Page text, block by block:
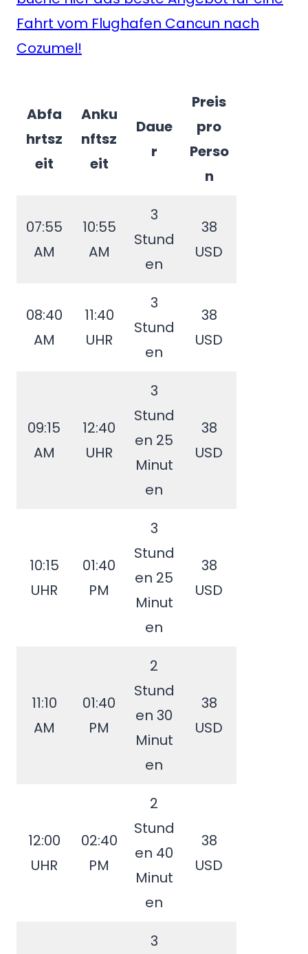
Fahrt vom Flughafen Cancun nach
Cozumel!
Abfa
hrtsz
eit
Anku
nftsz
eit
Daue
r
Preis
pro
Perso
n
07:55
AM
10:55
AM
3
Stund
en
38
USD
08:40
AM
11:40
UHR
3
Stund
en
38
USD
09:15
AM
12:40
UHR
3
Stund
en 25
Minut
en
38
USD
10:15
UHR
01:40
PM
3
Stund
en 25
Minut
en
38
USD
11:10
AM
01:40
PM
2
Stund
en 30
Minut
en
38
USD
12:00
UHR
02:40
PM
2
Stund
en 40
Minut
en
38
USD
3